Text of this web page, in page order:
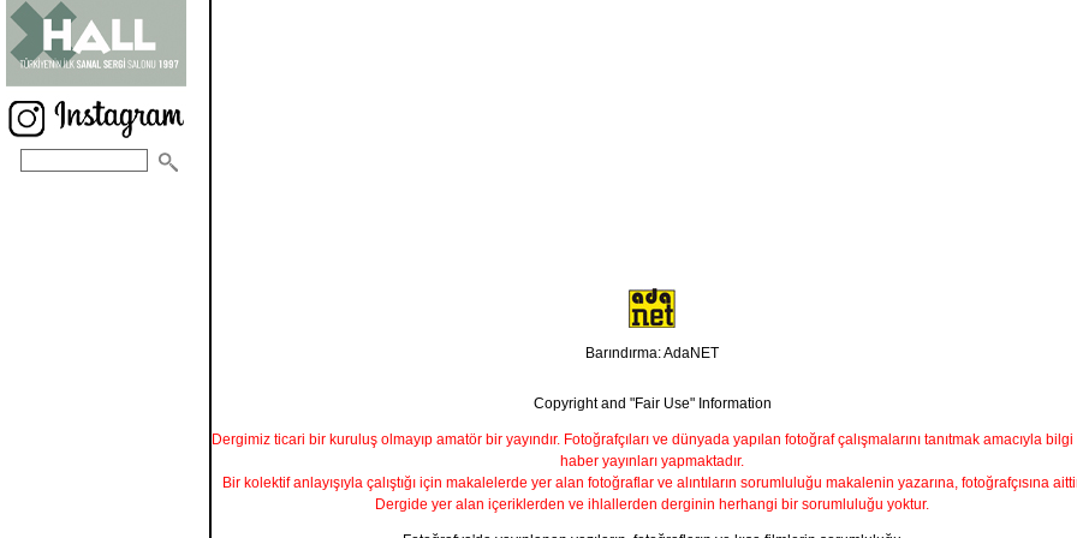
Barındırma: AdaNET
Copyright and "Fair Use" Information
Dergimiz ticari bir kuruluş olmayıp amatör bir yayındır. Fotoğrafçıları ve dünyada yapılan fotoğraf çalışmalarını tanıtmak amacıyla bilgi
haber yayınları yapmaktadır.
Bir kolektif anlayışıyla çalıştığı için makalelerde yer alan fotoğraflar ve alıntıların sorumluluğu makalenin yazarına, fotoğrafçısına
Dergide yer alan içeriklerden ve ihlallerden derginin herhangi bir sorumluluğu yoktur.